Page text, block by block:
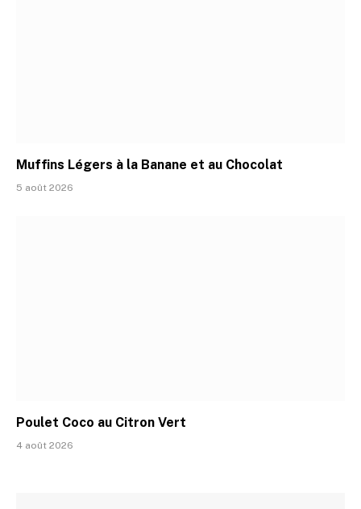
Muffins Légers à la Banane et au Chocolat
5 août 2026
Poulet Coco au Citron Vert
4 août 2026